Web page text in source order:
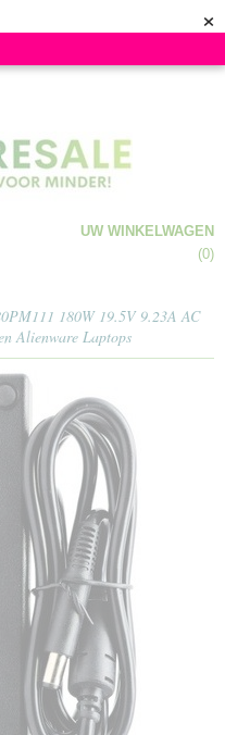
×
UW WINKELWAGEN
(0)
180W 19.5V 9.23A AC
Alienware Laptops